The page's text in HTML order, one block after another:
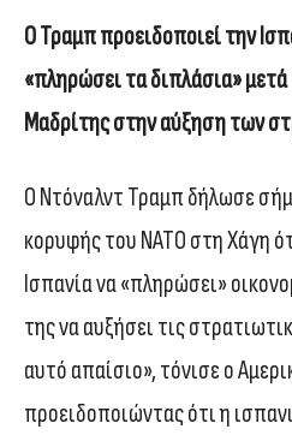
Ο Τραμπ προειδοποιεί την
«πληρώσει τα διπλάσια»
Μαδρίτης στην αύξηση των
Ο Ντόναλντ Τραμπ δήλωσε
κορυφής του ΝΑΤΟ στη Χάγη
Ισπανία να «πληρώσει»
της να αυξήσει τις
αυτό απαίσιο», τόνισε ο
προειδοποιώντας ότι η